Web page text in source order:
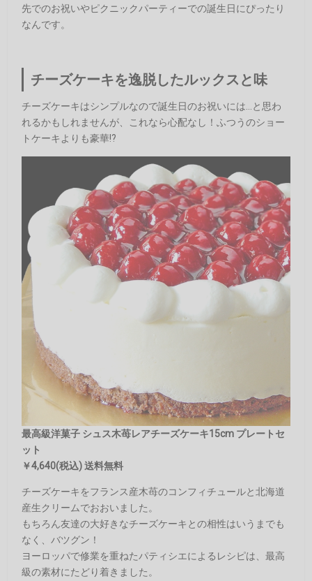
先でのお祝いやピクニックパーティーでの誕生日にぴったり
なんです。
チーズケーキを逸脱したルックスと味
チーズケーキはシンプルなので誕生日のお祝いには…と思わ
れるかもしれませんが、これなら心配なし！ふつうのショー
トケーキよりも豪華!?
最高級洋菓子 シュス木苺レアチーズケーキ15cm プレートセ
ット
￥4,640(税込) 送料無料
チーズケーキをフランス産木苺のコンフィチュールと北海道
産生クリームでおおいました。
もちろん友達の大好きなチーズケーキとの相性はいうまでも
なく、バツグン！
ヨーロッパで修業を重ねたパティシエによるレシピは、最高
級の素材にたどり着きました。